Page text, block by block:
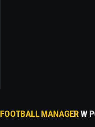
FOOTBALL MANAGERW